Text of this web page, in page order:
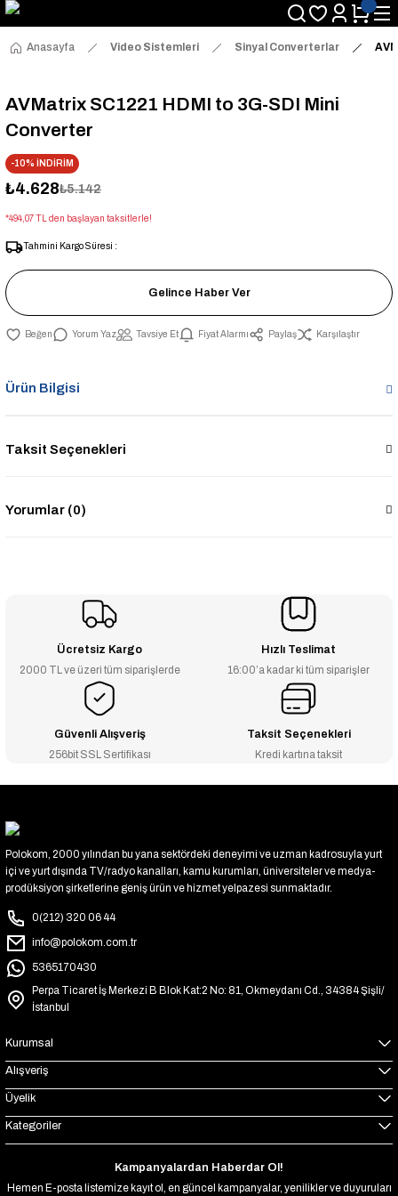
Anasayfa Video Sistemleri Sinyal Converterlar
AVMatrix SC1221 HDMI to 3G-SDI Mini
Converter
-10% İNDİRİM
₺4.628₺5.142
*494,07 TL den başlayan taksitlerle!
Tahmini Kargo Süresi :
Gelince Haber Ver
Yorum Yaz Tavsiye Et Fiyat Alarmı Paylaş Karşılaştır
Ürün Bilgisi
Taksit Seçenekleri
Yorumlar (0)
Ücretsiz Kargo
2000 TL ve üzeri tüm siparişlerde
Hızlı Teslimat
16:00’a kadar ki tüm siparişler
Güvenli Alışveriş
256bit SSL Sertifikası
Taksit Seçenekleri
Kredi kartına taksit
Polokom, 2000 yılından bu yana sektördeki deneyimi ve uzman kadrosuyla yurt
içi ve yurt dışında TV/radyo kanalları, kamu kurumları, üniversiteler ve medya-
prodüksiyon şirketlerine geniş ürün ve hizmet yelpazesi sunmaktadır.
0(212) 320 06 44
info@polokom.com.tr
5365170430
Perpa Ticaret İş Merkezi B Blok Kat:2 No: 81, Okmeydanı Cd., 34384 Şişli/
İstanbul
Kurumsal
Alışveriş
Üyelik
Kategoriler
Kampanyalardan Haberdar Ol!
Hemen E-posta listemize kayıt ol, en güncel kampanyalar, yenilikler ve duyuruları